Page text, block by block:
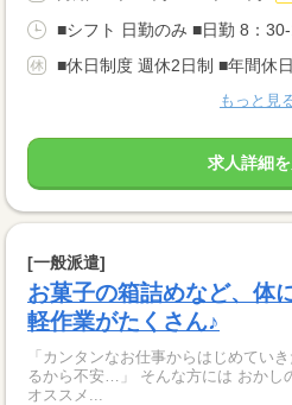
■シフト 日勤のみ ■日勤 8：30-
■休日制度 週休2日制 ■年間休
もっと見
求人詳細
[一般派遣]
お菓子の箱詰めなど、体
軽作業がたくさん♪
「カンタンなお仕事からはじめてい
るから不安…」 そんな方には おかしの”箱詰め”や”仕分け”のお仕事が
オススメ...